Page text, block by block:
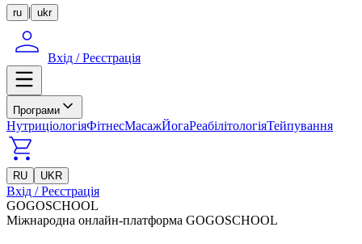
ru | ukr
Вхід / Реєстрація
Програми
НутриціологіяФітнесМасажЙогаРеабілітологіяТейпування
RU UKR
Вхід / Реєстрація
GOGOSCHOOL
Міжнародна онлайн-платформа GOGOSCHOOL